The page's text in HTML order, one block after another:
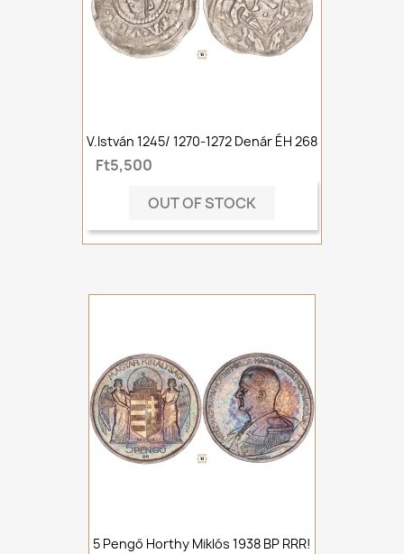
V.István 1245/ 1270-1272 Denár ÉH 268
Ft5,500
OUT OF STOCK
5 Pengő Horthy Miklós 1938 BP RRR!